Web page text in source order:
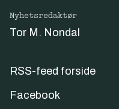
Nyhetsredaktør
Tor M. Nondal
RSS-feed forside
Facebook